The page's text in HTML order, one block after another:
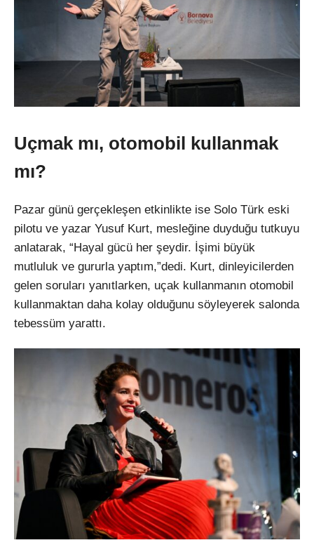
Uçmak mı, otomobil kullanmak
mı?
Pazar günü gerçekleşen etkinlikte ise Solo Türk eski
pilotu ve yazar Yusuf Kurt, mesleğine duyduğu tutkuyu
anlatarak, “Hayal gücü her şeydir. İşimi büyük
mutluluk ve gururla yaptım,”dedi. Kurt, dinleyicilerden
gelen soruları yanıtlarken, uçak kullanmanın otomobil
kullanmaktan daha kolay olduğunu söyleyerek salonda
tebessüm yarattı.